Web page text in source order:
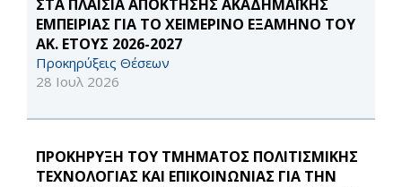
ΣΤΑ ΠΛΑΙΣΙΑ ΑΠΟΚΤΗΣΗΣ ΑΚΑΔΗΜΑΪΚΗΣ
ΕΜΠΕΙΡΙΑΣ ΓΙΑ ΤΟ ΧΕΙΜΕΡΙΝΟ ΕΞΑΜΗΝΟ ΤΟΥ
ΑΚ. ΕΤΟΥΣ 2026-2027
Προκηρύξεις Θέσεων
28 Ιουλ 2026
ΠΡΟΚΗΡΥΞΗ ΤΟΥ ΤΜΗΜΑΤΟΣ ΠΟΛΙΤΙΣΜΙΚΗΣ
ΤΕΧΝΟΛΟΓΙΑΣ ΚΑΙ ΕΠΙΚΟΙΝΩΝΙΑΣ ΓΙΑ ΤΗΝ